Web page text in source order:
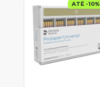
ATÉ -10%